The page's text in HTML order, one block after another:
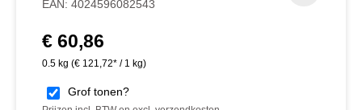
EAN: 4024596082543
Normale prijs:
€ 60,86
0.5 kg (€ 121,72* / 1 kg)
Grof tonen?